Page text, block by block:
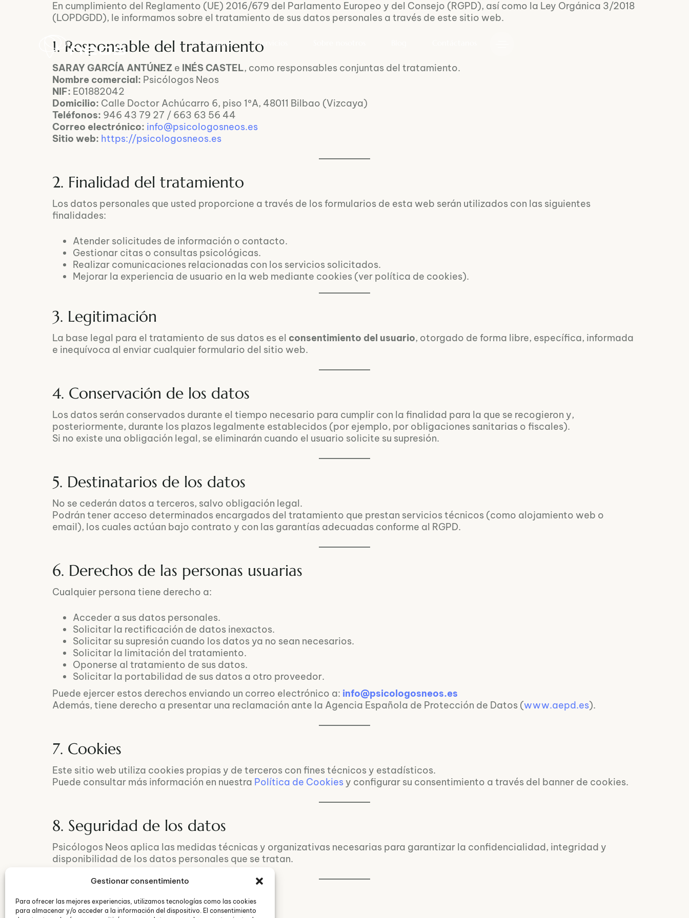
Gestionar consentimiento
Para ofrecer las mejores experiencias, utilizamos tecnologías como las cookies
para almacenar y/o acceder a la información del dispositivo. El consentimiento
Terapias Servicios
En cumplimiento del Reglamento (UE) 2016/679 del Parlamento Europeo y del Consejo (RGPD), así como la Ley Orgánica 3/2018
(LOPDGDD), le informamos sobre el tratamiento de sus datos personales a través de este sitio web.
1. Responsable del tratamiento
SARAY GARCÍA ANTÚNEZ e INÉS CASTEL, como responsables conjuntas del tratamiento.
Nombre comercial: Psicólogos Neos
NIF: E01882042
Domicilio: Calle Doctor Achúcarro 6, piso 1ºA, 48011 Bilbao (Vizcaya)
Teléfonos: 946 43 79 27 / 663 63 56 44
Correo electrónico: info@psicologosneos.es
Sitio web: https://psicologosneos.es
2. Finalidad del tratamiento
Los datos personales que usted proporcione a través de los formularios de esta web serán utilizados con las siguientes
finalidades:
Atender solicitudes de información o contacto.
Gestionar citas o consultas psicológicas.
Realizar comunicaciones relacionadas con los servicios solicitados.
Mejorar la experiencia de usuario en la web mediante cookies (ver política de cookies).
3. Legitimación
La base legal para el tratamiento de sus datos es el consentimiento del usuario, otorgado de forma libre, específica, informada
e inequívoca al enviar cualquier formulario del sitio web.
4. Conservación de los datos
Los datos serán conservados durante el tiempo necesario para cumplir con la finalidad para la que se recogieron y,
posteriormente, durante los plazos legalmente establecidos (por ejemplo, por obligaciones sanitarias o fiscales).
Si no existe una obligación legal, se eliminarán cuando el usuario solicite su supresión.
5. Destinatarios de los datos
No se cederán datos a terceros, salvo obligación legal.
Podrán tener acceso determinados encargados del tratamiento que prestan servicios técnicos (como alojamiento web o
email), los cuales actúan bajo contrato y con las garantías adecuadas conforme al RGPD.
6. Derechos de las personas usuarias
Cualquier persona tiene derecho a:
Acceder a sus datos personales.
Solicitar la rectificación de datos inexactos.
Solicitar su supresión cuando los datos ya no sean necesarios.
Solicitar la limitación del tratamiento.
Oponerse al tratamiento de sus datos.
Solicitar la portabilidad de sus datos a otro proveedor.
Puede ejercer estos derechos enviando un correo electrónico a: info@psicologosneos.es
Además, tiene derecho a presentar una reclamación ante la Agencia Española de Protección de Datos (www.aepd.es).
7. Cookies
Este sitio web utiliza cookies propias y de terceros con fines técnicos y estadísticos.
Puede consultar más información en nuestra Política de Cookies y configurar su consentimiento a través del banner de cookies.
8. Seguridad de los datos
Psicólogos Neos aplica las medidas técnicas y organizativas necesarias para garantizar la confidencialidad, integridad y
disponibilidad de los datos personales que se tratan.
Fecha de última actualización:junio de 2025